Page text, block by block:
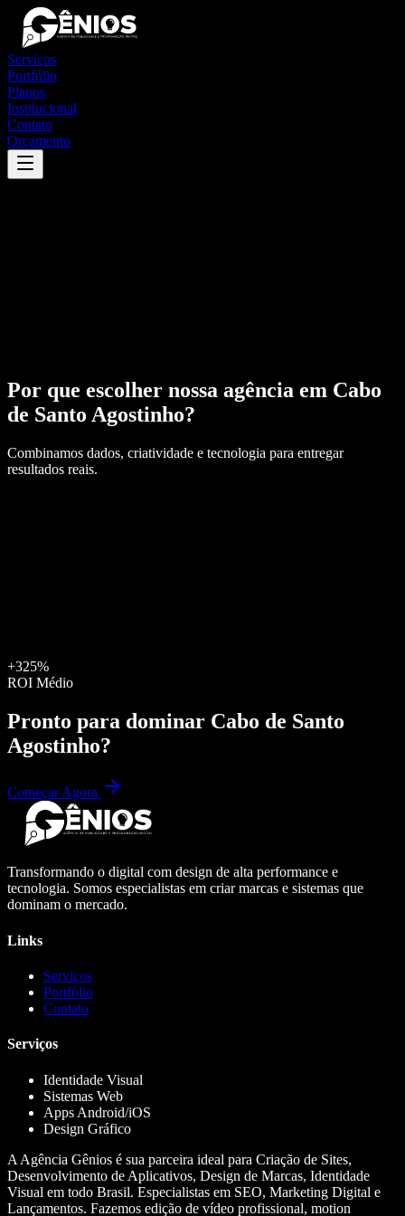
Serviços
Portfólio
Planos
Institucional
Contato
Orçamento
Por que escolher nossa agência em Cabo
de Santo Agostinho?
Combinamos dados, criatividade e tecnologia para entregar
resultados reais.
+325%
ROI Médio
Pronto para dominar Cabo de Santo
Agostinho?
Começar Agora
Transformando o digital com design de alta performance e
tecnologia. Somos especialistas em criar marcas e sistemas que
dominam o mercado.
Links
Serviços
Portfólio
Contato
Serviços
Identidade Visual
Sistemas Web
Apps Android/iOS
Design Gráfico
A Agência Gênios é sua parceira ideal para Criação de Sites,
Desenvolvimento de Aplicativos, Design de Marcas, Identidade
Visual em todo Brasil. Especialistas em SEO, Marketing Digital e
Lançamentos. Fazemos edição de vídeo profissional, motion